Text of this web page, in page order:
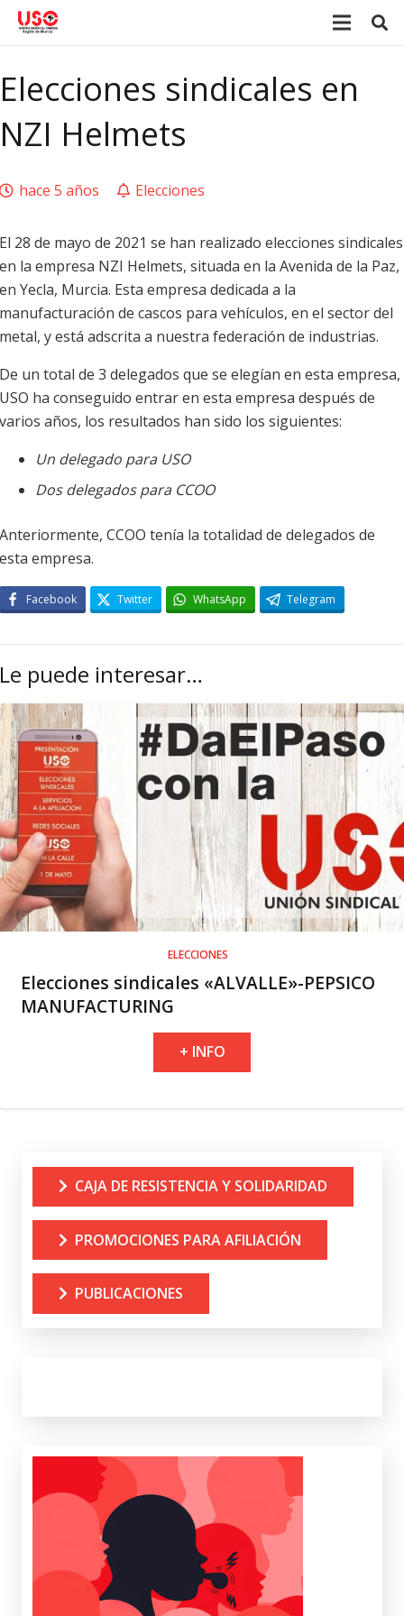
Elecciones sindicales en
NZI Helmets
hace 5 años Elecciones
El 28 de mayo de 2021 se han realizado elecciones sindicales
en la empresa NZI Helmets, situada en la Avenida de la Paz,
en Yecla, Murcia. Esta empresa dedicada a la
manufacturación de cascos para vehículos, en el sector del
metal, y está adscrita a nuestra federación de industrias.
De un total de 3 delegados que se elegían en esta empresa,
USO ha conseguido entrar en esta empresa después de
varios años, los resultados han sido los siguientes:
Un delegado para USO
Dos delegados para CCOO
Anteriormente, CCOO tenía la totalidad de delegados de
esta empresa.
Facebook Twitter WhatsApp Telegram
Le puede interesar…
ELECCIONES
Elecciones sindicales «ALVALLE»-PEPSICO
MANUFACTURING
+ INFO
CAJA DE RESISTENCIA Y SOLIDARIDAD
PROMOCIONES PARA AFILIACIÓN
PUBLICACIONES